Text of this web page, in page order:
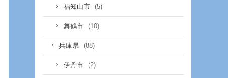
福知山市 (5)
舞鶴市 (10)
兵庫県 (88)
伊丹市 (2)